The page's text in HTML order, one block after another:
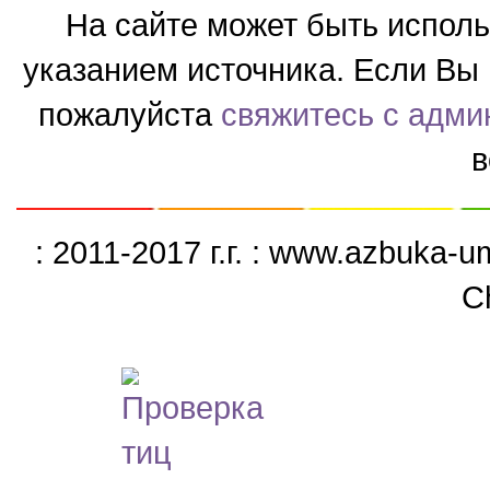
На сайте может быть
указанием источника. Если Вы
пожалуйста свяжитесь с
: 2011-2017 г.г. : www.azbuka-